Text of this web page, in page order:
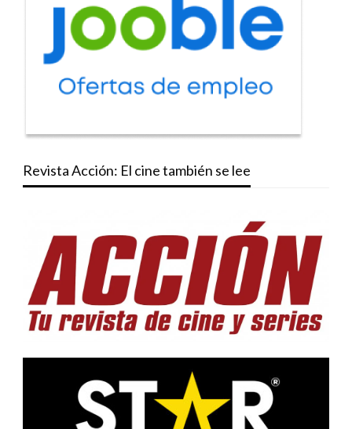
Revista Acción: El cine también se lee